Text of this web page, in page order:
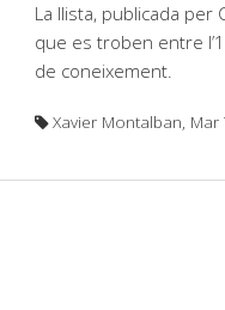
La llista, publicada per
que es troben entre
de coneixement.
Xavier Montalban, Mar